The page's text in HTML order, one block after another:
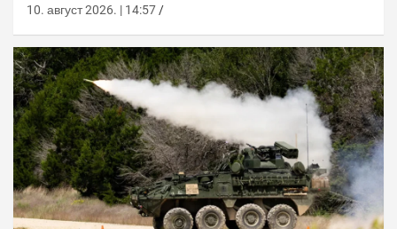
10. август 2026. | 14:57